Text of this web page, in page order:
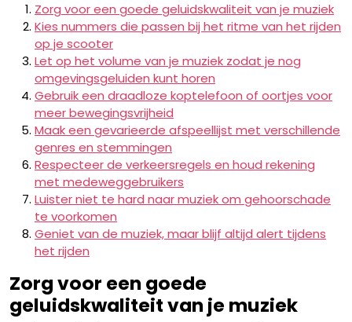
Zorg voor een goede geluidskwaliteit van je muziek
Kies nummers die passen bij het ritme van het rijden
op je scooter
Let op het volume van je muziek zodat je nog
omgevingsgeluiden kunt horen
Gebruik een draadloze koptelefoon of oortjes voor
meer bewegingsvrijheid
Maak een gevarieerde afspeellijst met verschillende
genres en stemmingen
Respecteer de verkeersregels en houd rekening
met medeweggebruikers
Luister niet te hard naar muziek om gehoorschade
te voorkomen
Geniet van de muziek, maar blijf altijd alert tijdens
het rijden
Zorg voor een goede
geluidskwaliteit van je muziek